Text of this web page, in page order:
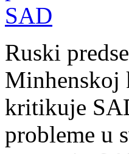
Ruski
Minhenskoj
kritikuje
probleme u